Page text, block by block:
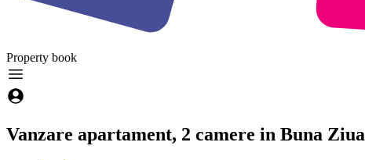
Property book
Vanzare apartament, 2 camere in Buna Ziua